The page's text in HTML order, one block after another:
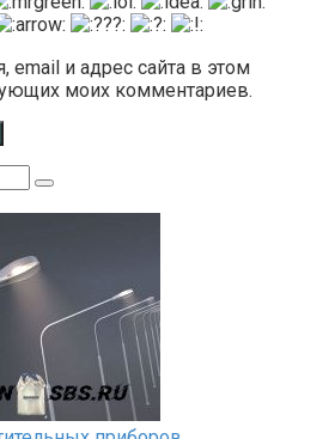
email и адрес сайта в этом
моих комментариев.